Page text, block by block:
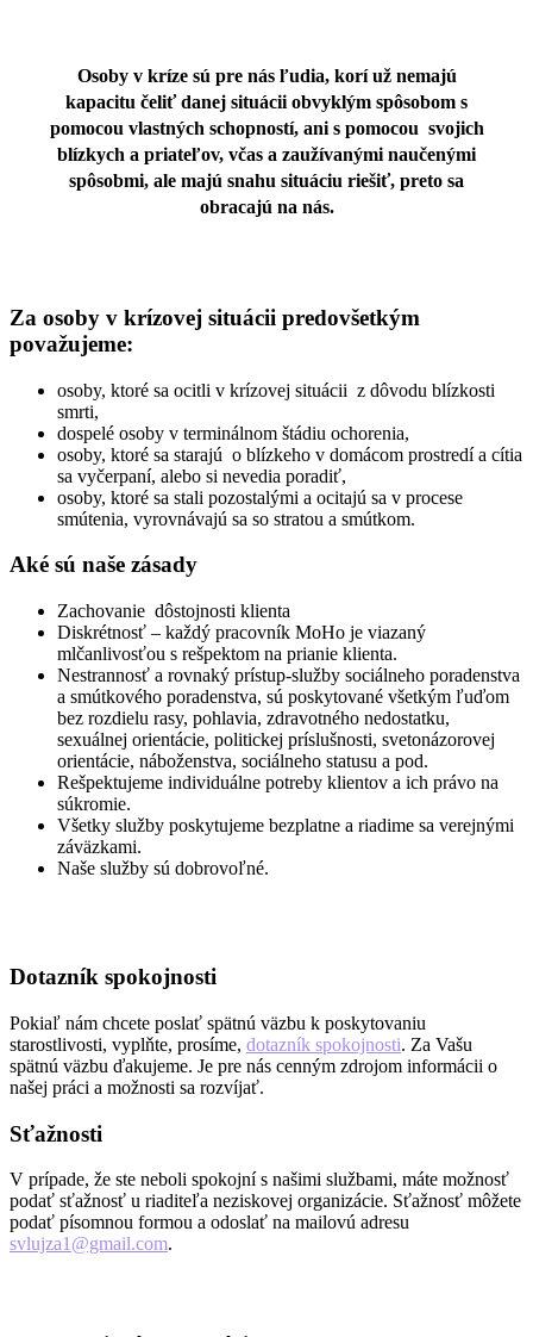
Osoby v kríze sú pre nás ľudia, korí už nemajú
kapacitu čeliť danej situácii obvyklým spôsobom s
pomocou vlastných schopností, ani s pomocou svojich
blízkych a priateľov, včas a zaužívanými naučenými
spôsobmi, ale majú snahu situáciu riešiť, preto sa
obracajú na nás.
Za osoby v krízovej situácii predovšetkým
považujeme:
osoby, ktoré sa ocitli v krízovej situácii z dôvodu blízkosti
smrti,
dospelé osoby v terminálnom štádiu ochorenia,
osoby, ktoré sa starajú o blízkeho v domácom prostredí a cítia
sa vyčerpaní, alebo si nevedia poradiť,
osoby, ktoré sa stali pozostalými a ocitajú sa v procese
smútenia, vyrovnávajú sa so stratou a smútkom.
Aké sú naše zásady
Zachovanie dôstojnosti klienta
Diskrétnosť – každý pracovník MoHo je viazaný
mlčanlivosťou s rešpektom na prianie klienta.
Nestrannosť a rovnaký prístup-služby sociálneho poradenstva
a smútkového poradenstva, sú poskytované všetkým ľuďom
bez rozdielu rasy, pohlavia, zdravotného nedostatku,
sexuálnej orientácie, politickej príslušnosti, svetonázorovej
orientácie, náboženstva, sociálneho statusu a pod.
Rešpektujeme individuálne potreby klientov a ich právo na
súkromie.
Všetky služby poskytujeme bezplatne a riadime sa verejnými
záväzkami.
Naše služby sú dobrovoľné.
Dotazník spokojnosti
Pokiaľ nám chcete poslať spätnú väzbu k poskytovaniu
starostlivosti, vyplňte, prosíme, dotazník spokojnosti. Za Vašu
spätnú väzbu ďakujeme. Je pre nás cenným zdrojom informácii o
našej práci a možnosti sa rozvíjať.
Sťažnosti
V prípade, že ste neboli spokojní s našimi službami, máte možnosť
podať sťažnosť u riaditeľa neziskovej organizácie. Sťažnosť môžete
podať písomnou formou a odoslať na mailovú adresu
svlujza1@gmail.com.